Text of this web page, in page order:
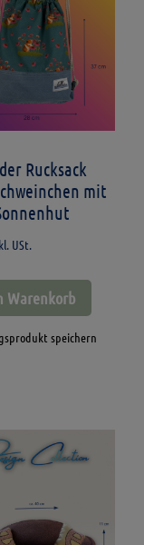
Rucksack
mit
USt.
Warenkorb
speichern